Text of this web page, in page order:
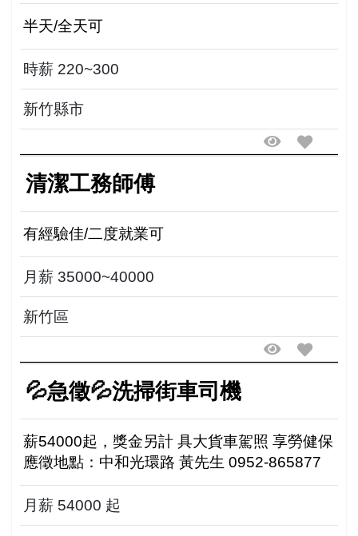
半天/全天可
時薪 220~300
新竹縣市
清潔工務師傅
有經驗佳/二度就業可
月薪 35000~40000
新竹區
💦急徵💦洗掃街車司機
薪54000起，獎金另計 具大貨車駕照 享勞健保
應徵地點：中和光環路 黃先生 0952-865877
月薪 54000 起